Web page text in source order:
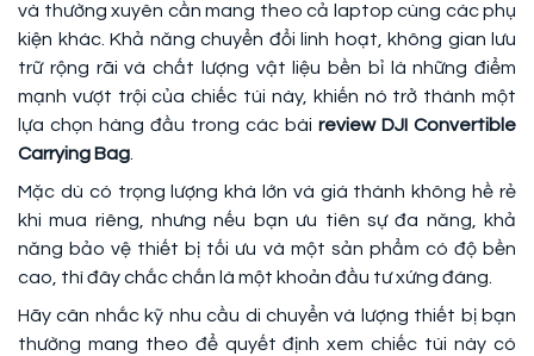
và thường xuyên cần mang theo cả laptop cùng các phụ
kiện khác. Khả năng chuyển đổi linh hoạt, không gian lưu
trữ rộng rãi và chất lượng vật liệu bền bỉ là những điểm
mạnh vượt trội của chiếc túi này, khiến nó trở thành một
lựa chọn hàng đầu trong các bài review DJI Convertible
Carrying Bag.
Mặc dù có trọng lượng khá lớn và giá thành không hề rẻ
khi mua riêng, nhưng nếu bạn ưu tiên sự đa năng, khả
năng bảo vệ thiết bị tối ưu và một sản phẩm có độ bền
cao, thì đây chắc chắn là một khoản đầu tư xứng đáng.
Hãy cân nhắc kỹ nhu cầu di chuyển và lượng thiết bị bạn
thường mang theo để quyết định xem chiếc túi này có